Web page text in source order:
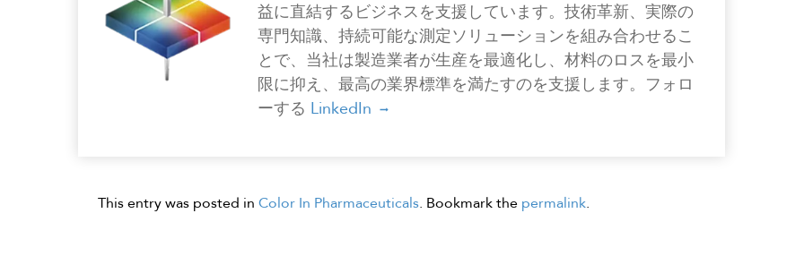
益に直結するビジネスを支援しています。技術革新、実際の
専門知識、持続可能な測定ソリューションを組み合わせるこ
とで、当社は製造業者が生産を最適化し、材料のロスを最小
限に抑え、最高の業界標準を満たすのを支援します。フォロ
ーする LinkedIn
This entry was posted in Color In Pharmaceuticals. Bookmark the permalink.